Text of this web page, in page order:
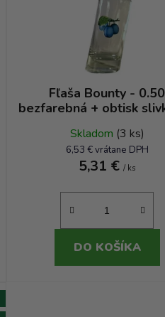
Fľaša Bounty - 0.50
bezfarebná + obtisk
Skladom (3 ks)
6,53 € vrátane DPH
5,31 €/ ks
DO KOŠÍKA